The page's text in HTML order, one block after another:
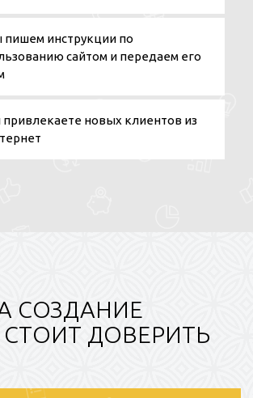
инструкции по
сайтом и передаем его
новых клиентов из
СОЗДАНИЕ
ДОВЕРИТЬ